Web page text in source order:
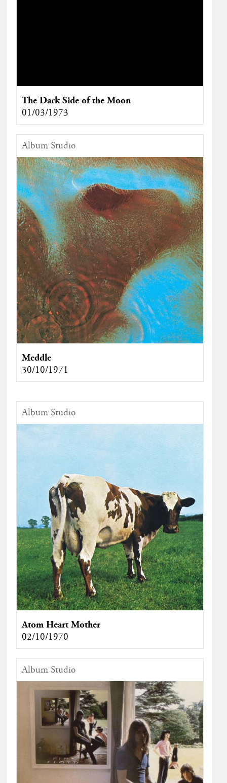
The Dark Side of the Moon
01/03/1973
Album Studio
Meddle
30/10/1971
Album Studio
Atom Heart Mother
02/10/1970
Album Studio